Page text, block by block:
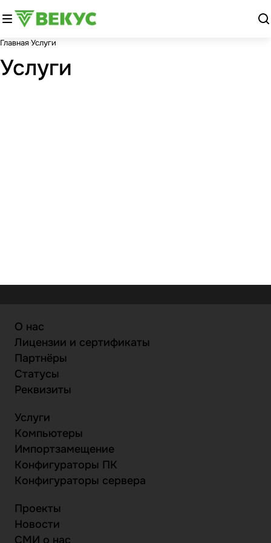
Главная Услуги
Услуги
О нас
Лицензии и сертификаты
Партнёры
Статусы
Реквизиты
Услуги
Компьютеры
Импортзамещение
Конфигураторы ПК
Конфигураторы сервера
Проекты
Новости
СМИ о нас